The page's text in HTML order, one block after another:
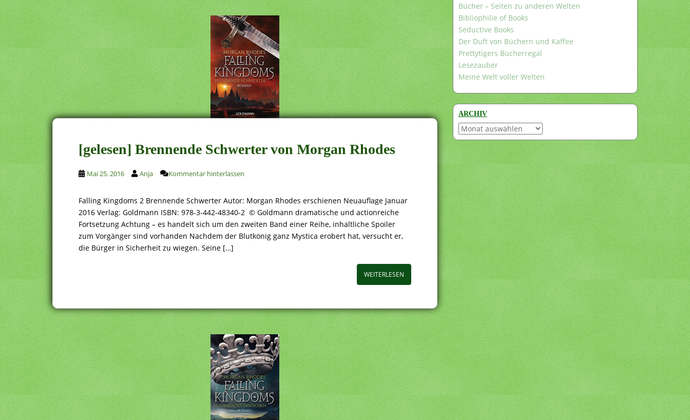
[gelesen] Brennende Schwerter von Morgan Rhodes
Mai 25, 2016 Anja Kommentar hinterlassen
Falling Kingdoms 2 Brennende Schwerter Autor: Morgan Rhodes erschienen Neuauflage Januar
2016 Verlag: Goldmann ISBN: 978-3-442-48340-2 © Goldmann dramatische und actionreiche
Fortsetzung Achtung – es handelt sich um den zweiten Band einer Reihe, inhaltliche Spoiler
zum Vorgänger sind vorhanden Nachdem der Blutkönig ganz Mystica erobert hat, versucht er,
die Bürger in Sicherheit zu wiegen. Seine […]
WEITERLESEN
Bücher – Seiten zu anderen Welten
Bibliophilie of Books
Seductive Books
Der Duft von Büchern und Kaffee
Prettytigers Bücherregal
Lesezauber
Meine Welt voller Welten
ARCHIV
Archiv